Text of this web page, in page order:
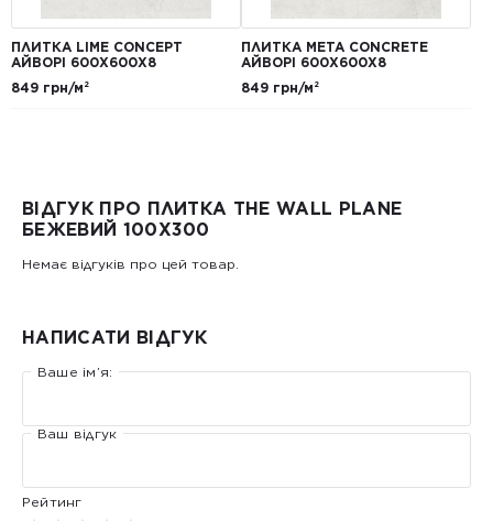
ПЛИТКА LIME CONCEPT
АЙВОРІ 600Х600Х8
849 грн/м²
ПЛИТКА META CONCRETE
АЙВОРІ 600Х600Х8
849 грн/м²
ВІДГУК ПРО ПЛИТКА THE WALL PLANE
БЕЖЕВИЙ 100X300
Немає відгуків про цей товар.
НАПИСАТИ ВІДГУК
Ваше ім’я:
Ваш відгук
Рейтинг